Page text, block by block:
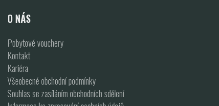
O NÁS
Pobytové vouchery
Kontakt
Kariéra
Všeobecné obchodní podmínky
Souhlas se zasíláním obchodních sdělení